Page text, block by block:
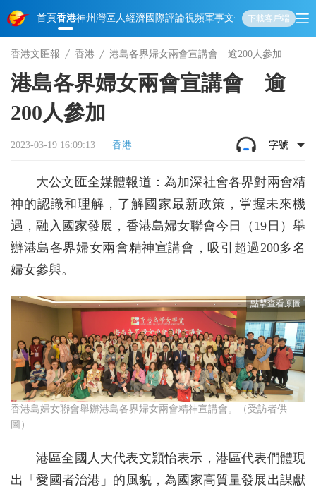
首頁香港神州 灣區人經濟國際評論視頻軍事文化 娛樂生活教育體
下載客戶端
香港文匯報 香港 港島各界婦女兩會宣講會 逾200人參加
港島各界婦女兩會宣講會 逾
200人參加
2023-03-19 16:09:13 香港 字號
大公文匯全媒體報道：為加深社會各界對兩會精
神的認識和理解，了解國家最新政策，掌握未來機
遇，融入國家發展，香港島婦女聯會今日（19日）舉
辦港島各界婦女兩會精神宣講會，吸引超過200多名
婦女參與。
香港島婦女聯會舉辦港島各界婦女兩會精神宣講會。（受訪者供
圖）
港區全國人大代表文頴怡表示，港區代表們體現
出「愛國者治港」的風貌，為國家高質量發展出謀獻